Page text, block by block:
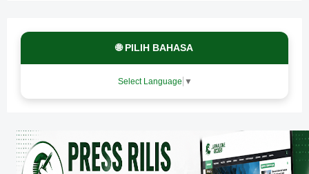
🌐 PILIH BAHASA
Select Language ▼